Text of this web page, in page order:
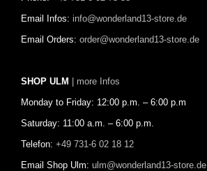
Email Infos: info@wonderland13-store.de
Email Orders: order@wonderland13-store.de
SHOP ULM | more Infos
Monday to Friday: 12:00 p.m. – 6:00 p.m
Saturday: 11:00 a.m. – 6:00 p.m.
Telefon: +49 731-6 02 18 12
Email Shop Ulm: ulm@wonderland13-store.de